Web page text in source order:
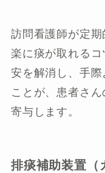
訪問看護師が定
楽に痰が取れる
安を解消し、手
ことが、患者さ
寄与します。
排痰補助装置（